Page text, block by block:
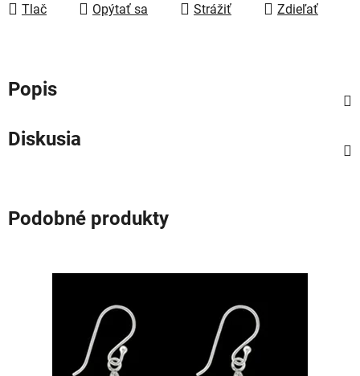
Tlač Opýtať sa Strážiť Zdieľať
Popis
Diskusia
Podobné produkty